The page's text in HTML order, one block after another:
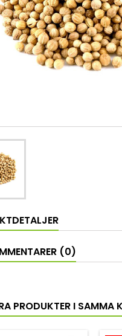
(0)
PRODUKTER I SAMMA